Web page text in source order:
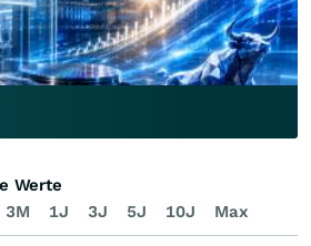
3M 1J 3J 5J 10J Max
Werte